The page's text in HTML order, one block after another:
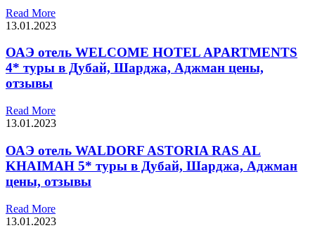
Read More
13.01.2023
ОАЭ отель WELCOME HOTEL APARTMENTS
4* туры в Дубай, Шарджа, Аджман цены,
отзывы
Read More
13.01.2023
ОАЭ отель WALDORF ASTORIA RAS AL
KHAIMAH 5* туры в Дубай, Шарджа, Аджман
цены, отзывы
Read More
13.01.2023